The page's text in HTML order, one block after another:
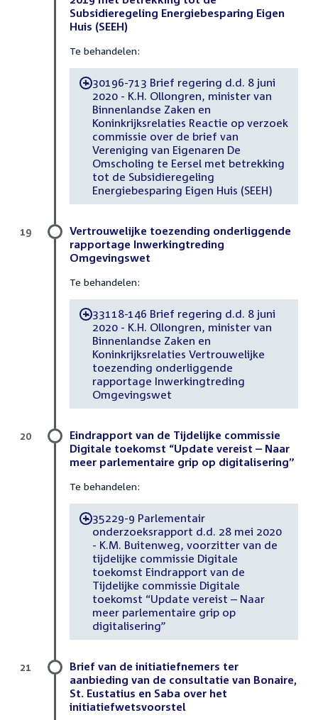
Subsidieregeling Energiebesparing Eigen
Huis (SEEH)
Te behandelen:
-30196-713 Brief regering d.d. 8 juni
2020 - K.H. Ollongren, minister van
Binnenlandse Zaken en
Koninkrijksrelaties Reactie op verzoek
commissie over de brief van
Vereniging van Eigenaren De
Omscholing te Eersel met betrekking
tot de Subsidieregeling
Energiebesparing Eigen Huis (SEEH)
Vertrouwelijke toezending onderliggende
rapportage Inwerkingtreding
Omgevingswet
Te behandelen:
-33118-146 Brief regering d.d. 8 juni
2020 - K.H. Ollongren, minister van
Binnenlandse Zaken en
Koninkrijksrelaties Vertrouwelijke
toezending onderliggende
rapportage Inwerkingtreding
Omgevingswet
19
Eindrapport van de Tijdelijke commissie
Digitale toekomst “Update vereist – Naar
meer parlementaire grip op digitalisering”
Te behandelen:
-35229-9 Parlementair
onderzoeksrapport d.d. 28 mei 2020
- K.M. Buitenweg, voorzitter van de
tijdelijke commissie Digitale
toekomst Eindrapport van de
Tijdelijke commissie Digitale
toekomst “Update vereist – Naar
meer parlementaire grip op
digitalisering”
20
Brief van de initiatiefnemers ter
aanbieding van de consultatie van Bonaire,
St. Eustatius en Saba over het
initiatiefwetsvoorstel
21